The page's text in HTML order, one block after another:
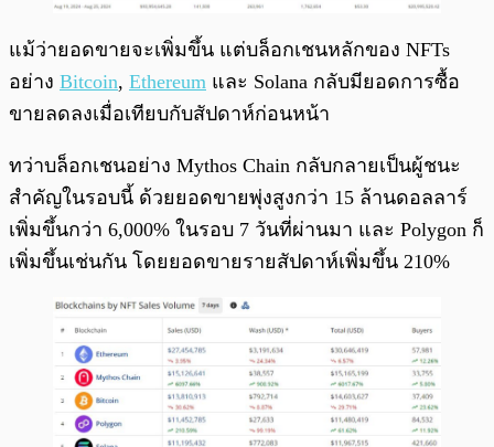
แม้ว่ายอดขายจะเพิ่มขึ้น แต่บล็อกเชนหลักของ NFTs
อย่าง Bitcoin, Ethereum และ Solana กลับมียอดการซื้อ
ขายลดลงเมื่อเทียบกับสัปดาห์ก่อนหน้า
ทว่าบล็อกเชนอย่าง Mythos Chain กลับกลายเป็นผู้ชนะ
สำคัญในรอบนี้ ด้วยยอดขายพุ่งสูงกว่า 15 ล้านดอลลาร์
เพิ่มขึ้นกว่า 6,000% ในรอบ 7 วันที่ผ่านมา และ Polygon ก็
เพิ่มขึ้นเช่นกัน โดยยอดขายรายสัปดาห์เพิ่มขึ้น 210%